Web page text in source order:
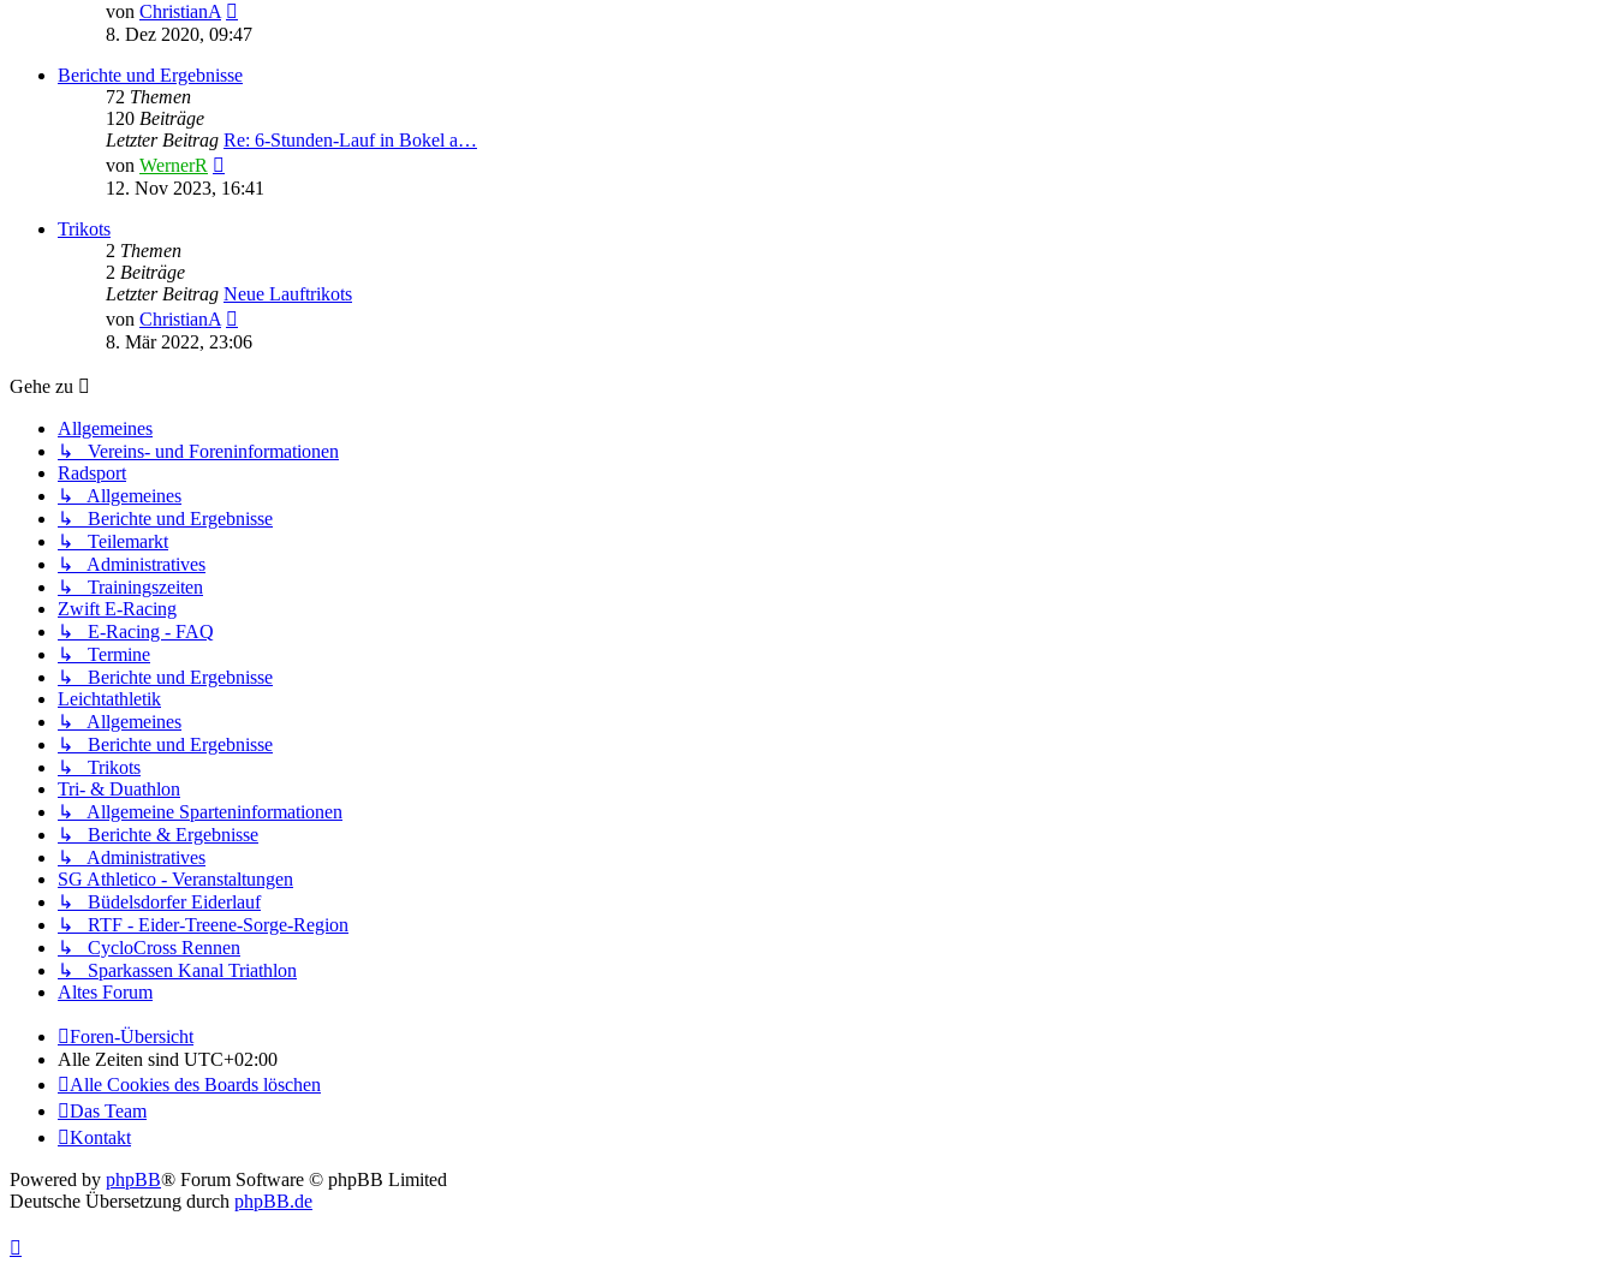
von ChristianA
Beitrag
8. Dez 2020, 09:47
Berichte und Ergebnisse
72 Themen
120 Beiträge
Letzter Beitrag Re: 6-Stunden-Lauf in Bokel a…
von WernerR
Beitrag
12. Nov 2023, 16:41
Trikots
2 Themen
2 Beiträge
Letzter Beitrag Neue Lauftrikots
von ChristianA
Beitrag
8. Mär 2022, 23:06
Gehe zu
Allgemeines
↳ Vereins- und Foreninformationen
Radsport
↳ Allgemeines
↳ Berichte und Ergebnisse
↳ Teilemarkt
↳ Administratives
↳ Trainingszeiten
Zwift E-Racing
↳ E-Racing - FAQ
↳ Termine
↳ Berichte und Ergebnisse
Leichtathletik
↳ Allgemeines
↳ Berichte und Ergebnisse
↳ Trikots
Tri- & Duathlon
↳ Allgemeine Sparteninformationen
↳ Berichte & Ergebnisse
↳ Administratives
SG Athletico - Veranstaltungen
↳ Büdelsdorfer Eiderlauf
↳ RTF - Eider-Treene-Sorge-Region
↳ CycloCross Rennen
↳ Sparkassen Kanal Triathlon
Altes Forum
Foren-Übersicht
Alle Zeiten sind UTC+02:00
Alle Cookies des Boards löschen
Das Team
Kontakt
Powered by phpBB® Forum Software © phpBB Limited
Deutsche Übersetzung durch phpBB.de